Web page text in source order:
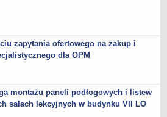
zapytania ofertowego na zakup i
dla OPM
montażu paneli podłogowych i listew
salach lekcyjnych w budynku VII LO